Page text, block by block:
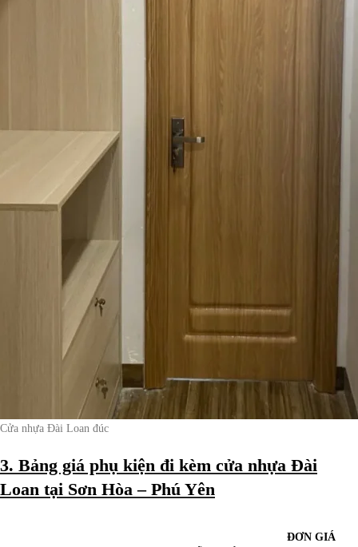
Cửa nhựa Đài Loan đúc
3. Bảng giá phụ kiện đi kèm cửa nhựa Đài
Loan tại Sơn Hòa – Phú Yên
ĐƠN GIÁ